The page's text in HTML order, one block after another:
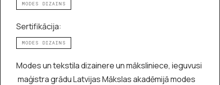
MODES DIZAINS
Sertifikācija:
MODES DIZAINS
Modes un tekstila dizainere un māksliniece, ieguvusi
maģistra grādu Latvijas Mākslas akadēmijā modes